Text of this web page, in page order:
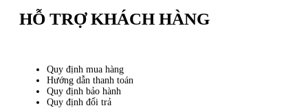
HỖ TRỢ KHÁCH HÀNG
Quy định mua hàng
Hướng dẫn thanh toán
Quy định bảo hành
Quy định đổi trả